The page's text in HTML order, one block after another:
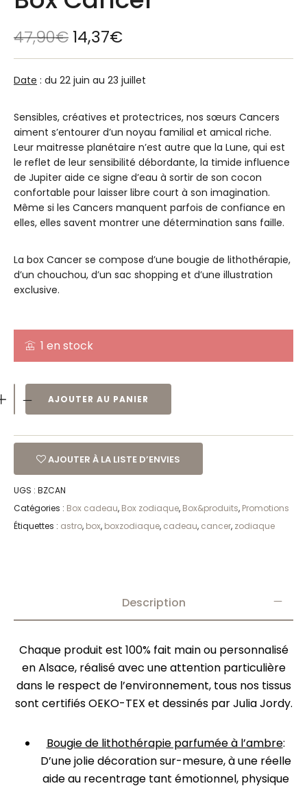
47,90€ 14,37€
Date : du 22 juin au 23 juillet
Sensibles, créatives et protectrices, nos sœurs Cancers
aiment s’entourer d’un noyau familial et amical riche.
Leur maitresse planétaire n’est autre que la Lune, qui est
le reflet de leur sensibilité débordante, la timide influence
de Jupiter aide ce signe d’eau à sortir de son cocon
confortable pour laisser libre court à son imagination.
Même si les Cancers manquent parfois de confiance en
elles, elles savent montrer une détermination sans faille.
La box Cancer se compose d’une bougie de lithothérapie,
d’un chouchou, d’un sac shopping et d’une illustration
exclusive.
1 en stock
AJOUTER AU PANIER
AJOUTER À LA LISTE D’ENVIES
UGS : BZCAN
Catégories : Box cadeau, Box zodiaque, Box&produits, Promotions
Étiquettes : astro, box, boxzodiaque, cadeau, cancer, zodiaque
Description
Chaque produit est 100% fait main ou personnalisé
en Alsace, réalisé avec une attention particulière
dans le respect de l’environnement, tous nos tissus
sont certifiés OEKO-TEX et dessinés par Julia Jordy.
Bougie de lithothérapie parfumée à l’ambre:
D’une jolie décoration sur-mesure, à une réelle
aide au recentrage tant émotionnel, physique